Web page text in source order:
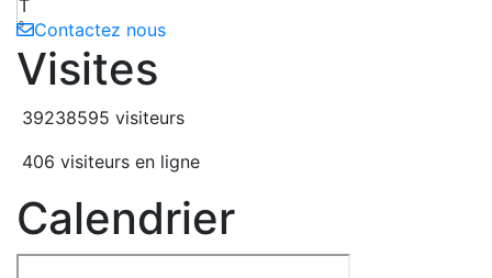
T
9 Contactez nous
Visites
39238595 visiteurs
406 visiteurs en ligne
Calendrier